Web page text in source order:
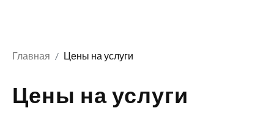
Главная Цены на услуги
Цены на услуги